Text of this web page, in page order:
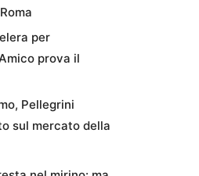
per
prova il
Pellegrini
sul mercato della